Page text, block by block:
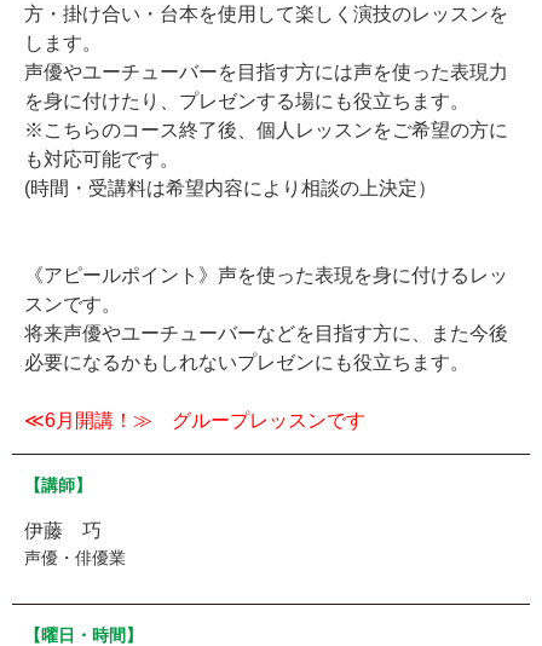
方・掛け合い・台本を使用して楽しく演技のレッスンを
します。
声優やユーチューバーを目指す方には声を使った表現力
を身に付けたり、プレゼンする場にも役立ちます。
※こちらのコース終了後、個人レッスンをご希望の方に
も対応可能です。
(時間・受講料は希望内容により相談の上決定）
《アピールポイント》声を使った表現を身に付けるレッ
スンです。
将来声優やユーチューバーなどを目指す方に、また今後
必要になるかもしれないプレゼンにも役立ちます。
≪6月開講！≫ グループレッスンです
【講師】
伊藤 巧
声優・俳優業
【曜日・時間】